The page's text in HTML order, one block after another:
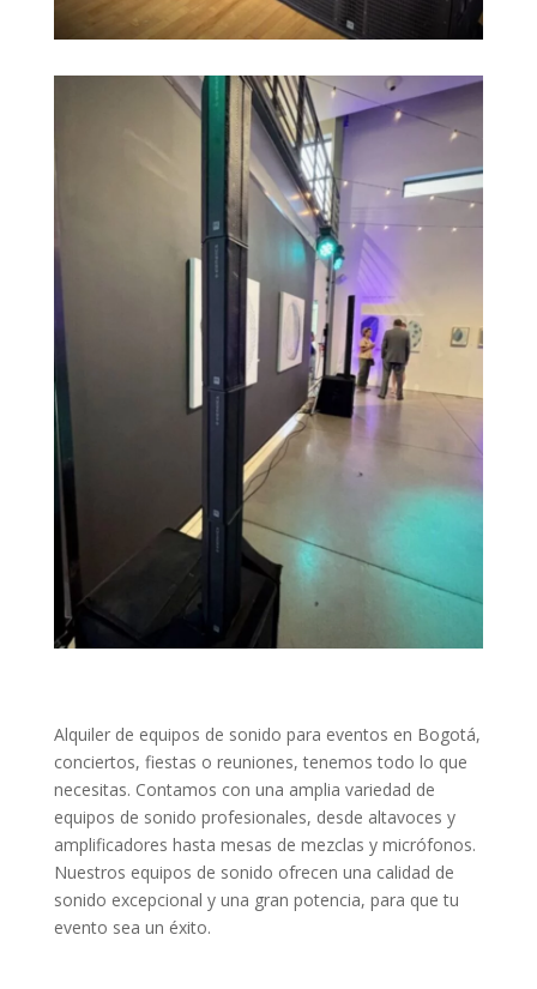
Alquiler de equipos de sonido para eventos en Bogotá,
conciertos, fiestas o reuniones, tenemos todo lo que
necesitas. Contamos con una amplia variedad de
equipos de sonido profesionales, desde altavoces y
amplificadores hasta mesas de mezclas y micrófonos.
Nuestros equipos de sonido ofrecen una calidad de
sonido excepcional y una gran potencia, para que tu
evento sea un éxito.